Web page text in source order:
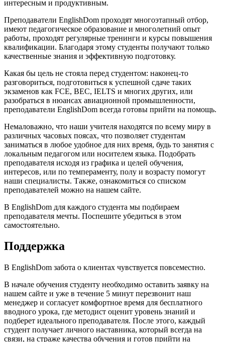
интересным и продуктивным.
Преподаватели EnglishDom проходят многоэтапный отбор,
имеют педагогическое образование и многолетний опыт
работы, проходят регулярные тренинги и курсы повышения
квалификации. Благодаря этому студенты получают только
качественные знания и эффективную подготовку.
Какая бы цель не стояла перед студентом: наконец-то
разговориться, подготовиться к успешной сдаче таких
экзаменов как FCE, BEC, IELTS и многих других, или
разобраться в нюансах авиационной промышленности,
преподаватели EnglishDom всегда готовы прийти на помощь.
Немаловажно, что наши учителя находятся по всему миру в
различных часовых поясах, что позволяет студентам
заниматься в любое удобное для них время, будь то занятия с
локальным педагогом или носителем языка. Подобрать
преподавателя исходя из графика и целей обучения,
интересов, или по темпераменту, полу и возрасту помогут
наши специалисты. Также, ознакомиться со списком
преподавателей можно на нашем сайте.
В EnglishDom для каждого студента мы подбираем
преподавателя мечты. Поспешите убедиться в этом
самостоятельно.
Поддержка
В EnglishDom забота о клиентах чувствуется повсеместно.
В начале обучения студенту необходимо оставить заявку на
нашем сайте и уже в течение 5 минут перезвонит наш
менеджер и согласует комфортное время для бесплатного
вводного урока, где методист оценит уровень знаний и
подберет идеального преподавателя. После этого, каждый
студент получает личного наставника, который всегда на
связи, на страже качества обучения и готов прийти на